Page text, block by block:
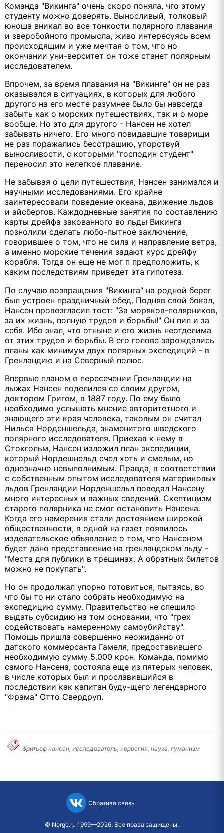
Команда "Викинга" очень скоро поняла, чго этому
студенту можно доверять. Выносливый, толковый
юноша вникал во все тонкости полярного плавания
и зверобойного промысла, живо интересуясь всем
происходящим и уже мечтая о том, что но
окончании уни-верситет он тоже станет полярным
исследователем.
Впрочем, за время плавания на "Викинге" он не раз
оказывался в ситуациях, в которых для любого
другого на его месте разумнее было бы навсегда
забыть как о морских путешествиях, так и о море
вообще. Но это для другого - Нансен не хотел
забывать ничего. Его много повидавшие товарищи
не раз поражались бесстрашию, упорствуй
выносливости, с которыми "господин студент"
переносил это нелегкое плавание.
Не забывая о цели путешествия, Нансен занимался и
научными исследованиями. Его крайне
заинтересовали поведение океана, движение льдов
и айсбергов. Каждодневные занятия по составлению
карты дрейфа закованного во льды Викинга
познолили сделать любо-пытное заключение,
говорившее о том, что не сила и направление ветра,
а именно морские течения задают курс дрейфу
корабля. Тогда он еще не мог п предположить, к
каким последствиям приведет эта гипотеза.
По случаю возвращения "Викинга" на родной берег
был устроен праздничный обед. Подняв свой бокал,
Нансен провозгласил тост: "За моряков-полярников,
за их жизнь, полную трудов и борьбы!" Он пил и за
себя. Ибо знал, что отныне и его жизнь неотделима
от этих трудов и борьбы. В его голове зарождались
планы как минимум двух полярных экспедиций - в
Гренландию и на Северный полюс.
Впервые планом о пересечении Гренландии на
лыжах Нансен поделился со своим другом,
доктором Григом, в 1887 году. По ему было
необходимо услышать мнение авторитетного и
знающего эти края человека, таковым он считал
Нильса Норденшельда, знаменитого шведского
полярного исследователя. Приехав к нему в
Стокгольм, Нансен изложил план экспедиции,
который Нордешнельд счел хоть и смелым, но
однозначно невыполнимым. Правда, в соответствии
с собственным опытом исследователя материковых
льдов Гренландии Норденшельл поведал Нансену
много интересных и важных сведений. Скептицизм
старого полярника не смог остановить Нансена.
Когда его намерения стали достоянием широкой
общественности, в одной на газет появилось
издевательское объявление о том, что Нансеном
будет дано представление на гренландском льду -
"Места для публики в трещинах. А обратных билетов
можно не покупать".
Но он продолжал упорно готовиться, пытаясь, во
что бы то ни стало собрать необходимую на
экспедицию сумму. Правительство не спешило
выдать субсидию на том основании, что "грех
содействовать намеренному самоубийству".
Помощь пришла совершенно неожиданно от
датского коммерсанта Гамеля, предоставившего
необходимую сумму 5.000 крон. Команда, помимо
самого Нансена, состояла еще из пятерых человек,
в числе которых был и прославившийся в
последствии как капитан буду-щего легендарного
"Фрама" Отто Свердруп.
фритьоф нансен, исследователь, норвегия, наука, гуманизм
Обратная связь
© Norge.ru 1999—2026. Все права защищены.